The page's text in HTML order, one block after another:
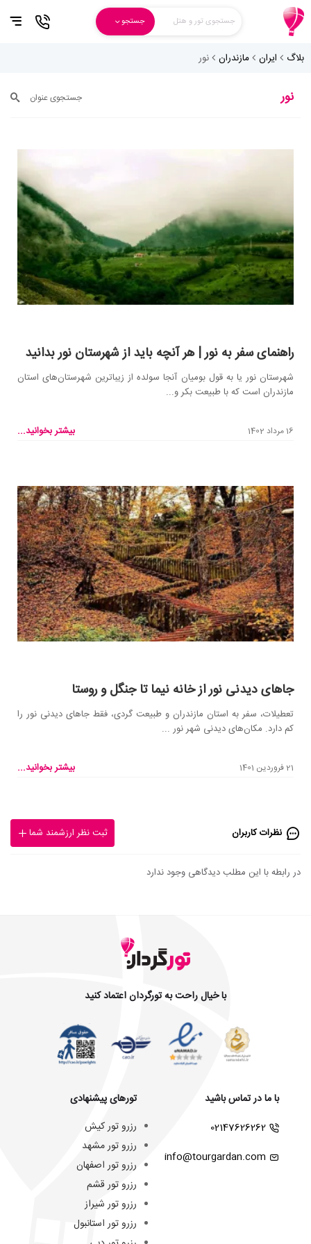
جستجوی تور و هتل جستجو
بلاگ ایران مازندران نور
نور جستجوی عنوان
راهنمای سفر به نور | هر آنچه باید از شهرستان نور بدانید
شهرستان نور یا به قول بومیان آنجا سولده از زیباترین شهرستان‌های استان
مازندران است که با طبیعت بکر و...
16 مرداد 1402 بیشتر بخوانید...
جاهای دیدنی نور از خانه نیما تا جنگل و روستا
تعطیلات، سفر به استان مازندران و طبیعت گردی، فقط جاهای دیدنی نور را
کم دارد. مکان‌های دیدنی شهر نور ...
21 فروردین 1401 بیشتر بخوانید...
نظرات کاربران ثبت نظر ارزشمند شما
در رابطه با این مطلب دیدگاهی وجود ندارد
با خیال راحت به تورگردان اعتماد کنید
با ما در تماس باشید
02147626262
info@tourgardan.com
تورهای پیشنهادی
رزرو تور کیش
رزرو تور مشهد
رزرو تور اصفهان
رزرو تور قشم
رزرو تور شیراز
رزرو تور استانبول